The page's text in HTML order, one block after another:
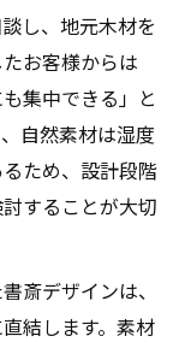
し、地元木材を
お客様からは
集中できる」と
自然素材は湿度
ため、設計段階
することが大切
斎デザインは、
結します。素材